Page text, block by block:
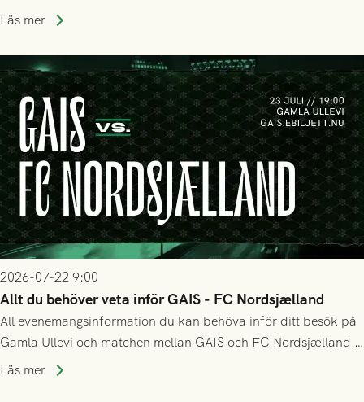
Holmberg och ledarstaben har tagit ut följande trupp till
Läs mer
2026-07-22 9:00
Allt du behöver veta inför GAIS - FC Nordsjælland
All evenemangsinformation du kan behöva inför ditt besök på
Gamla Ullevi och matchen mellan GAIS och FC Nordsjælland i
kvalet till Conference League! Avspark kl 19.00 på torsdag
Läs mer